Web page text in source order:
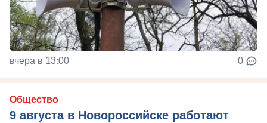
вчера в 13:00 0
Общество
9 августа в Новороссийске работают